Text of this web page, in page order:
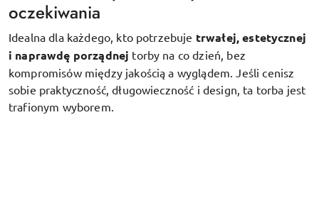
oczekiwania
Idealna dla każdego, kto potrzebuje trwałej, estetycznej
i naprawdę porządnej torby na co dzień, bez
kompromisów między jakością a wyglądem. Jeśli cenisz
sobie praktyczność, długowieczność i design, ta torba jest
trafionym wyborem.